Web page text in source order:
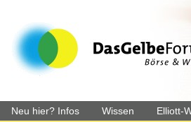
Neu hier? Infos Wissen Elliott-